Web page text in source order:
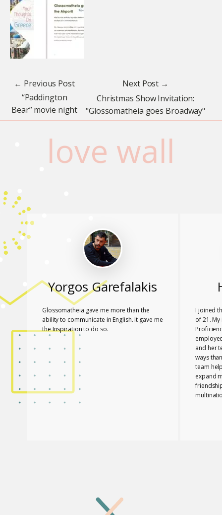
← Previous Post
“Paddington
Bear” movie night
Next Post →
Christmas Show Invitation:
"Glossomatheia goes Broadway"
love wall
Yorgos Garefalakis
Glossomatheia gave me more than the
ability to communicate in English. It gave me
the Inspiration to do so.
I joined
of 21.
and her
ways
team
expand